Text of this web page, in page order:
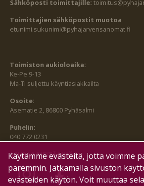
Sähköposti toimittajille:
Toimittajien sähköpostit muotoa
etunimi.sukunimi@pyhajarvensanomat.fi
Toimiston aukioloaika:
Ke-Pe 9-13
Ma-Ti suljettu käyntiasiakkailta
Osoite:
Asematie 2, 86800 Pyhäsalmi
Puhelin:
040 772 0231
SEURAA MEITÄ MYÖS:
Käytämme evästeitä, jotta voimme
paremmin. Jatkamalla sivuston
evästeiden käytön. Voit muuttaa